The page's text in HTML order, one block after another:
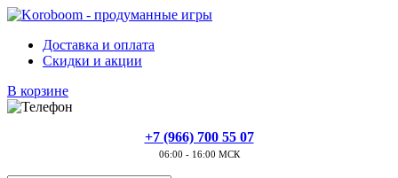
Доставка и оплата
Скидки и акции
В корзине
+7 (966) 700 55 07
06:00 - 16:00 МСК